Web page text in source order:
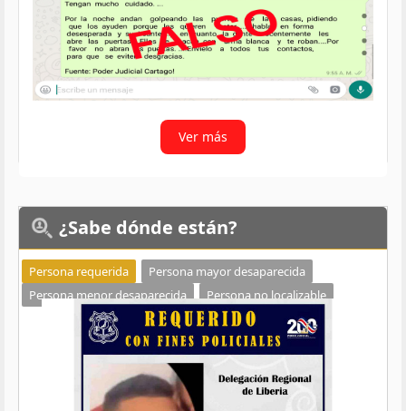
Ver más
¿Sabe dónde están?
Persona requerida
Persona mayor desaparecida
Persona menor desaparecida
Persona no localizable